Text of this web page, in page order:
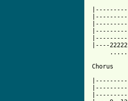
|----
Chorus